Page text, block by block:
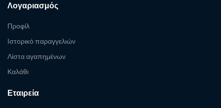
Λογαριασμός
Προφίλ
Ιστορικό παραγγελιών
Λίστα αγαπημένων
Καλάθι
Εταιρεία